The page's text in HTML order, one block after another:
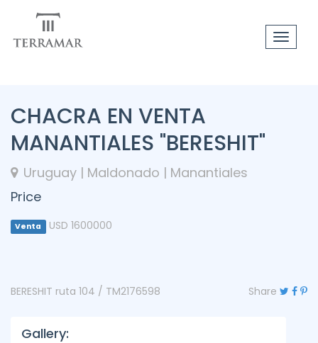
Toggle
CHACRA EN VENTA
MANANTIALES "BERESHIT"
Uruguay | Maldonado | Manantiales
Price
Venta USD 1600000
BERESHIT ruta 104 / TM2176598 Share
Gallery: